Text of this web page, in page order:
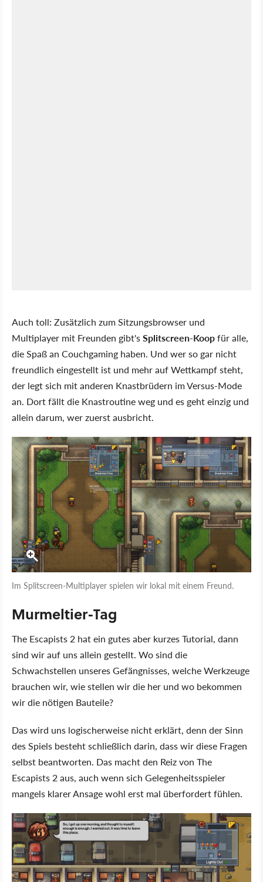
Auch toll: Zusätzlich zum Sitzungsbrowser und
Multiplayer mit Freunden gibt'sSplitscreen-Koopfür alle,
die Spaß an Couchgaming haben. Und wer so gar nicht
freundlich eingestellt ist und mehr auf Wettkampf steht,
der legt sich mit anderen Knastbrüdern im Versus-Mode
an. Dort fällt die Knastroutine weg und es geht einzig und
allein darum, wer zuerst ausbricht.
Im Splitscreen-Multiplayer spielen wir lokal mit einem Freund.
Murmeltier-Tag
The Escapists 2 hat ein gutes aber kurzes Tutorial, dann
sind wir auf uns allein gestellt. Wo sind die
Schwachstellen unseres Gefängnisses, welche Werkzeuge
brauchen wir, wie stellen wir die her und wo bekommen
wir die nötigen Bauteile?
Das wird uns logischerweise nicht erklärt, denn der Sinn
des Spiels besteht schließlich darin, dass wir diese Fragen
selbst beantworten. Das macht den Reiz von The
Escapists 2 aus, auch wenn sich Gelegenheitsspieler
mangels klarer Ansage wohl erst mal überfordert fühlen.